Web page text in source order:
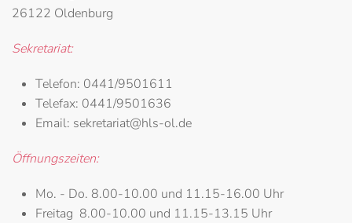
26122 Oldenburg
Sekretariat:
Telefon: 0441/9501611
Telefax: 0441/9501636
Email: sekretariat@hls-ol.de
Öffnungszeiten:
Mo. - Do. 8.00-10.00 und 11.15-16.00 Uhr
Freitag 8.00-10.00 und 11.15-13.15 Uhr